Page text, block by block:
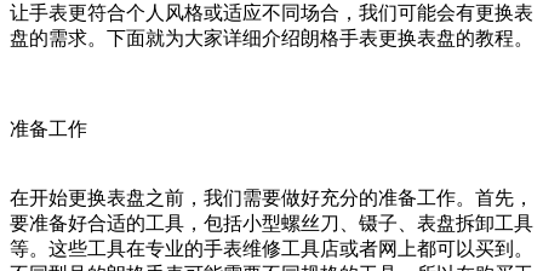
让手表更符合个人风格或适应不同场合，我们可能会有更换表
盘的需求。下面就为大家详细介绍朗格手表更换表盘的教程。
准备工作
在开始更换表盘之前，我们需要做好充分的准备工作。首先，
要准备好合适的工具，包括小型螺丝刀、镊子、表盘拆卸工具
等。这些工具在专业的手表维修工具店或者网上都可以买到。